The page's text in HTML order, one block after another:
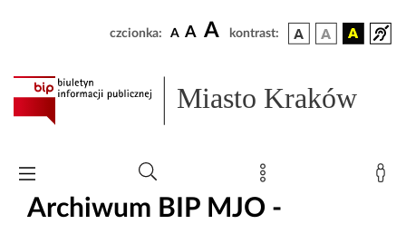
czcionka: A A A kontrast:
Miasto Kraków
Archiwum BIP MJO -